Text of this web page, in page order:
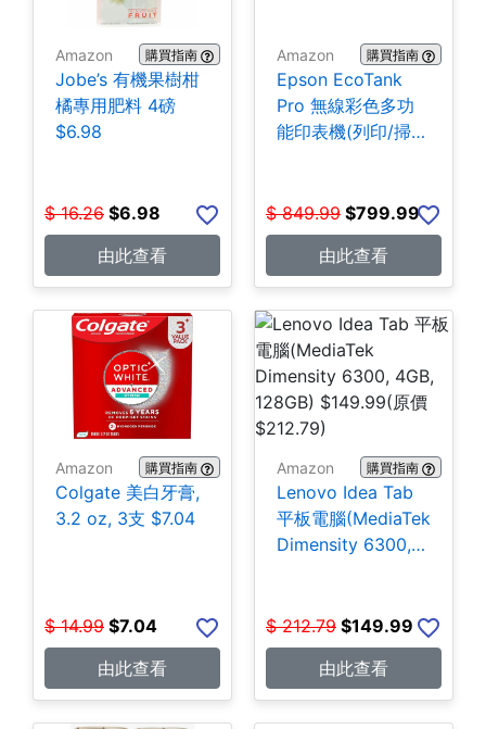
Amazon 購買指南
Jobe’s 有機果樹柑
橘專用肥料 4磅
$6.98
$ 16.26 $6.98
由此查看
Amazon 購買指南
Epson EcoTank
Pro 無線彩色多功
能印表機(列印/掃
$ 849.99 $799.99
由此查看
Amazon 購買指南
Colgate 美白牙膏,
3.2 oz, 3支 $7.04
$ 14.99 $7.04
由此查看
Amazon 購買指南
Lenovo Idea Tab
平板電腦(MediaTek
Dimensity 6300,
$ 212.79 $149.99
由此查看